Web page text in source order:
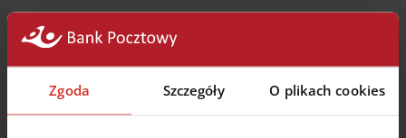
Zgoda Szczegóły O plikach cookies
Zakończenie świadczenia usługi w
zakresie Funduszy Inwestycyjnych
Bank Pocztowy S.A. informuje, że z dniem 30 czerwca
2026 rokuzakończy świadczenie usługi polegającej